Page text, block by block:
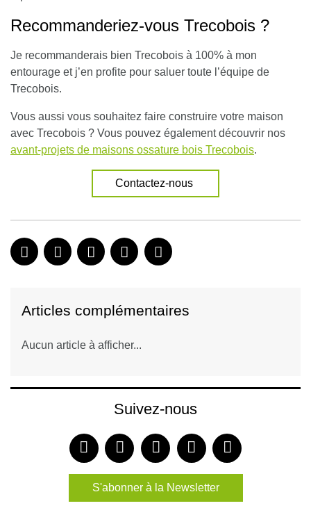
Recommanderiez-vous Trecobois ?
Je recommanderais bien Trecobois à 100% à mon
entourage et j’en profite pour saluer toute l’équipe de
Trecobois.
Vous aussi vous souhaitez faire construire votre maison
avec Trecobois ? Vous pouvez également découvrir nos
avant-projets de maisons ossature bois Trecobois.
Contactez-nous
Articles complémentaires
Aucun article à afficher...
Suivez-nous
S'abonner à la Newsletter